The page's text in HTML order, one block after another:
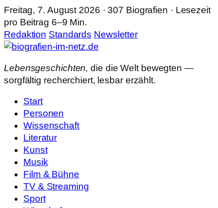
Freitag, 7. August 2026 · 307 Biografien · Lesezeit
pro Beitrag 6–9 Min.
Redaktion Standards Newsletter
Lebensgeschichten, die die Welt bewegten —
sorgfältig recherchiert, lesbar erzählt.
Start
Personen
Wissenschaft
Literatur
Kunst
Musik
Film & Bühne
TV & Streaming
Sport